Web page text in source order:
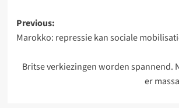
Post
navigation
Previous:
Marokko: repressie kan sociale
Britse verkiezingen worden spannend.
er